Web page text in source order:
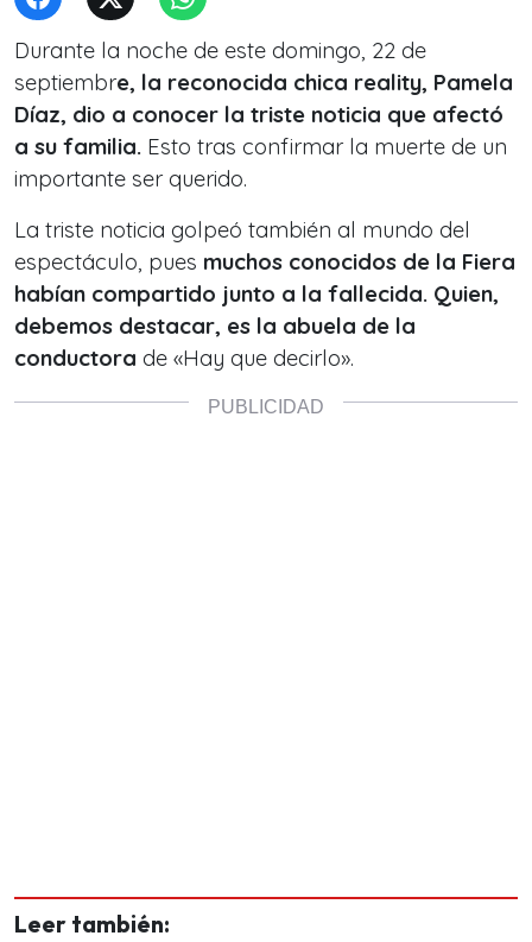
Durante la noche de este domingo, 22 de
septiembre, la reconocida chica reality, Pamela
Díaz, dio a conocer la triste noticia que afectó
a su familia. Esto tras confirmar la muerte de un
importante ser querido.
La triste noticia golpeó también al mundo del
espectáculo, pues muchos conocidos de la Fiera
habían compartido junto a la fallecida. Quien,
debemos destacar, es la abuela de la
conductora de «Hay que decirlo».
Leer también: